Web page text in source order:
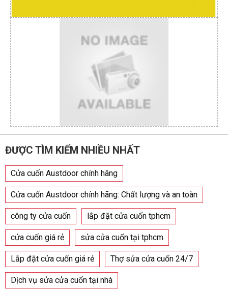
ĐƯỢC TÌM KIẾM NHIỀU NHẤT
Cửa cuốn Austdoor chính hãng
Cửa cuốn Austdoor chính hãng: Chất lượng và an toàn
công ty cửa cuốn lắp đặt cửa cuốn tphcm
cửa cuốn giá rẻ sửa cửa cuốn tại tphcm
Lắp đặt cửa cuốn giá rẻ Thợ sửa cửa cuốn 24/7
Dịch vụ sửa cửa cuốn tại nhà